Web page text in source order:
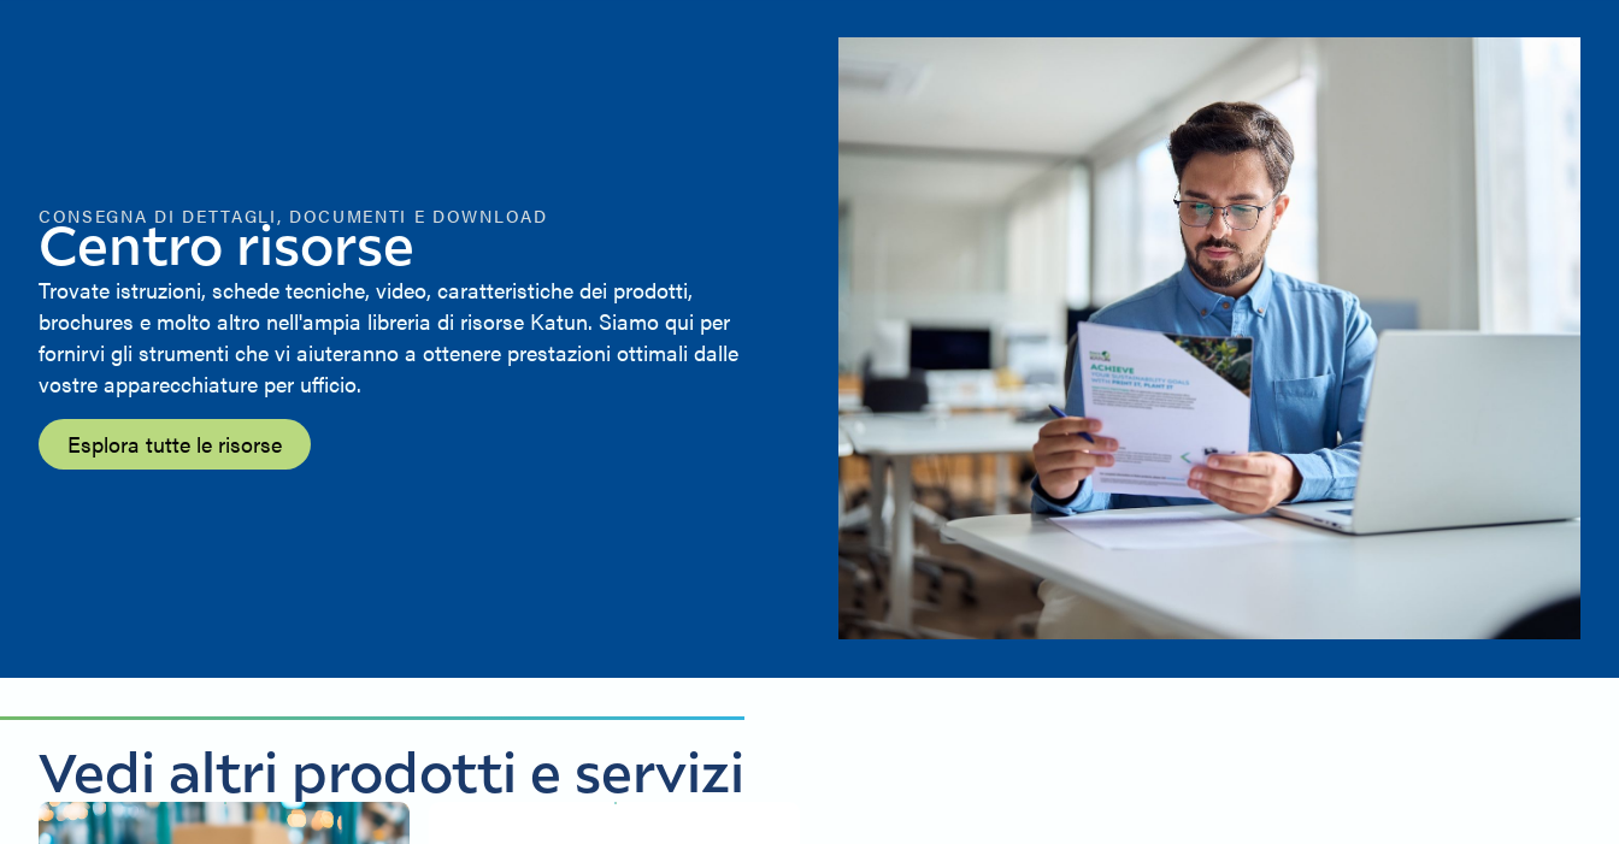
CONSEGNA DI DETTAGLI, DOCUMENTI E DOWNLOAD
Centro risorse
Trovate istruzioni, schede tecniche, video, caratteristiche dei prodotti,
brochures e molto altro nell'ampia libreria di risorse Katun. Siamo qui per
fornirvi gli strumenti che vi aiuteranno a ottenere prestazioni ottimali dalle
vostre apparecchiature per ufficio.
Esplora tutte le risorse
Vedi altri prodotti e servizi